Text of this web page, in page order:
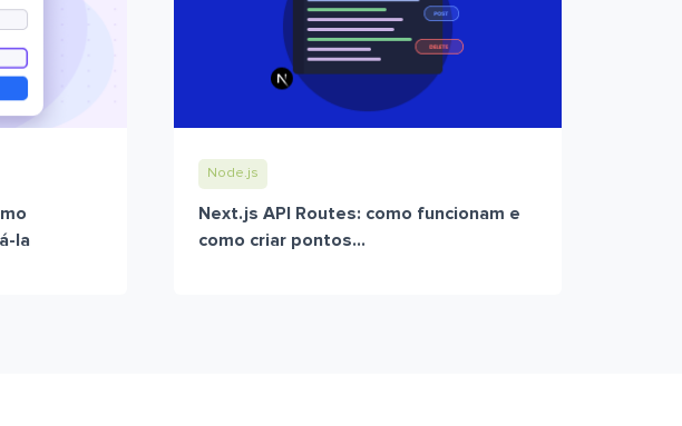
la
Node.js
Next.js API Routes: como funcionam e
como criar pontos...